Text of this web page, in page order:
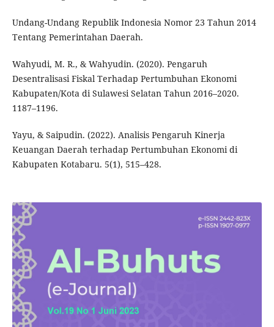
Undang-Undang Republik Indonesia Nomor 23 Tahun 2014
Tentang Pemerintahan Daerah.
Wahyudi, M. R., & Wahyudin. (2020). Pengaruh
Desentralisasi Fiskal Terhadap Pertumbuhan Ekonomi
Kabupaten/Kota di Sulawesi Selatan Tahun 2016–2020.
1187–1196.
Yayu, & Saipudin. (2022). Analisis Pengaruh Kinerja
Keuangan Daerah terhadap Pertumbuhan Ekonomi di
Kabupaten Kotabaru. 5(1), 515–428.